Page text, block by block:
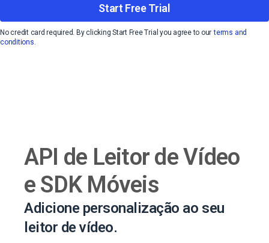
Start Free Trial
No credit card required. By clicking Start Free Trial you agree to our terms and
conditions.
API de Leitor de Vídeo
e SDK Móveis
Adicione personalização ao seu
leitor de vídeo.